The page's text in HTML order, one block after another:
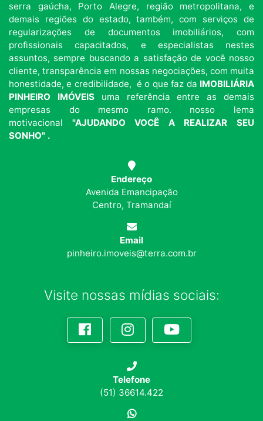
serra gaúcha, Porto Alegre, região metropolitana, e
demais regiões do estado, também, com serviços de
regularizações de documentos imobiliários, com
profissionais capacitados, e especialistas nestes
assuntos, sempre buscando a satisfação de você nosso
cliente, transparência em nossas negociações, com muita
honestidade, e credibilidade, é o que faz da IMOBILIÁRIA
PINHEIRO IMÓVEIS uma referência entre as demais
empresas do mesmo ramo. nosso lema
motivacional "AJUDANDO VOCÊ A REALIZAR SEU
SONHO" .
Endereço
Avenida Emancipação
Centro, Tramandaí
Email
pinheiro.imoveis@terra.com.br
Visite nossas mídias sociais:
Telefone
(51) 36614.422